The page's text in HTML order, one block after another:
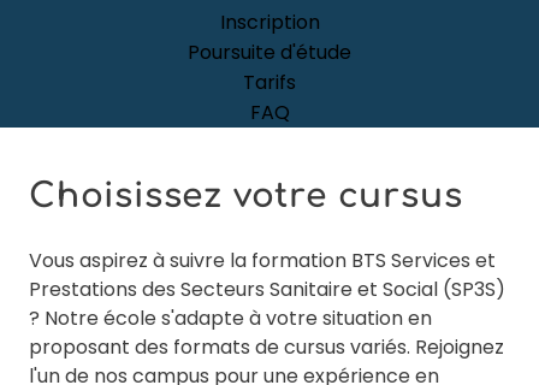
Inscription
Poursuite d'étude
Tarifs
FAQ
Choisissez votre cursus
Vous aspirez à suivre la formation BTS Services et
Prestations des Secteurs Sanitaire et Social (SP3S)
? Notre école s'adapte à votre situation en
proposant des formats de cursus variés. Rejoignez
l'un de nos campus pour une expérience en